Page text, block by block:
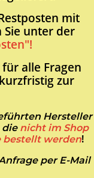
mit
Sie unter der
alle Fragen
zur
Hersteller
die nicht im Shop
bestellt werden!
per E-Mail